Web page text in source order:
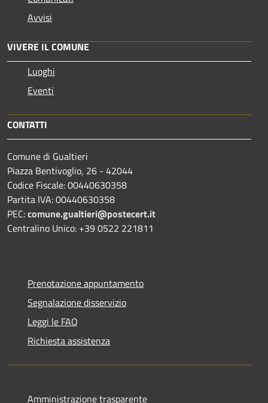
Avvisi
VIVERE IL COMUNE
Luoghi
Eventi
CONTATTI
Comune di Gualtieri
Piazza Bentivoglio, 26 - 42044
Codice Fiscale: 00440630358
Partita IVA: 00440630358
PEC:comune.gualtieri@postecert.it
Centralino Unico: +39 0522 221811
Prenotazione appuntamento
Segnalazione disservizio
Leggi le FAQ
Richiesta assistenza
Amministrazione trasparente